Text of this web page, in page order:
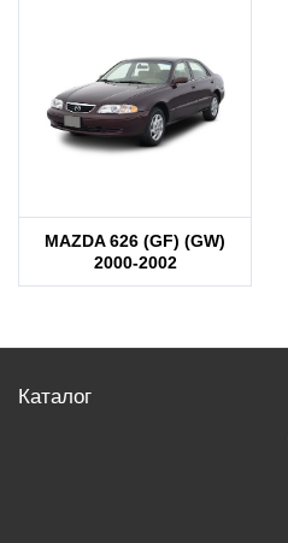
MAZDA 626 (GF) (GW)
2000-2002
Каталог